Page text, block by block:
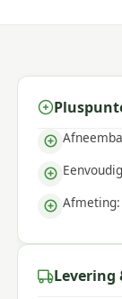
Afmeting:
Levering